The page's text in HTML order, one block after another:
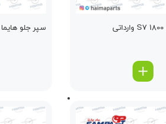
سپر جلو هایما S7